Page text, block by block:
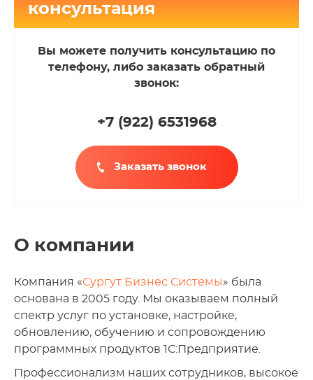
консультация
Вы можете получить консультацию по
телефону, либо заказать обратный
звонок:
+7 (922) 6531968
Заказать звонок
О компании
Компания «Сургут Бизнес Системы» была
основана в 2005 году. Мы оказываем полный
спектр услуг по установке, настройке,
обновлению, обучению и сопровождению
программных продуктов 1С:Предприятие.
Профессионализм наших сотрудников, высокое